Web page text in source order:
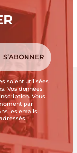
soient utilisées
Vos données
Vous
par
les emails